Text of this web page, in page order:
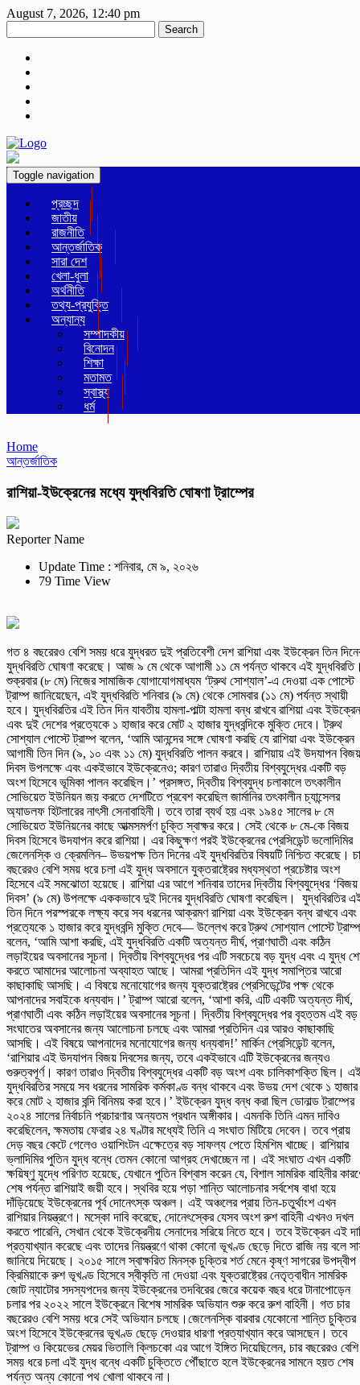
August 7, 2026, 12:40 pm
Search
Toggle navigation
প্রচ্ছদ
জাতীয়
রাজনীতি
আন্তর্জাতিক
সারা দেশ
খেলা-ধুলা
অর্থনীতি
তথ্য-প্রযুক্তি
অন্যান্য
সম্পাদকীয়
বিনোদন
শিক্ষা
মতামত
স্বাস্থ্য
ধর্ম
Home
আন্তর্জাতিক
রাশিয়া-ইউক্রেনের মধ্যে যুদ্ধবিরতি ঘোষণা ট্রাম্পের
Reporter Name
Update Time : শনিবার, মে ৯, ২০২৬
79 Time View
গত ৪ বছরেরও বেশি সময় ধরে যুদ্ধরত দুই প্রতিবেশী দেশ রাশিয়া এবং ইউক্রেন তিন
যুদ্ধবিরতি ঘোষণা করেছে। আজ ৯ মে থেকে আগামী ১১ মে পর্যন্ত থাকবে এই
শুক্রবার (৮ মে) নিজের সামাজিক যোগাযোগমাধ্যম ‘ট্রুথ সোশ্যাল’-এ দেওয়া এক পোস্টে
ট্রাম্প জানিয়েছেন, এই যুদ্ধবিরতি শনিবার (৯ মে) থেকে সোমবার (১১ মে) পর্যন্ত স্থায়ী
হবে। যুদ্ধবিরতির এই তিন দিন যাবতীয় হামলা-পাল্টা হামলা বন্ধ রাখবে রাশিয়া এবং ইউক্রেন
এবং দুই দেশের প্রত্যেকে ১ হাজার করে মোট ২ হাজার যুদ্ধবন্দিকে মুক্তি দেবে। ট্রুথ
সোশ্যাল পোস্টে ট্রাম্প বলেন, ‘আমি আনন্দের সঙ্গে ঘোষণা করছি যে রাশিয়া এবং ইউক্রেন
আগামী তিন দিন (৯, ১০ এবং ১১ মে) যুদ্ধবিরতি পালন করবে। রাশিয়ায় এই উদযাপন বিজয়
দিবস উপলক্ষে এবং একইভাবে ইউক্রেনেও; কারণ তারাও দ্বিতীয় বিশ্বযুদ্ধের একটি বড়
অংশ হিসেবে ভূমিকা পালন করেছিল।’ প্রসঙ্গত, দ্বিতীয় বিশ্বযুদ্ধ চলাকালে তৎকালীন
সোভিয়েত ইউনিয়ন জয় করতে দেশটিতে প্রবেশ করেছিল জার্মানির তৎকালীন চ্যান্সেলর
অ্যাডলফ হিটলারের নাৎসী সেনাবাহিনী। তবে তারা ব্যর্থ হয় এবং ১৯৪৫ সালের ৮ মে
সোভিয়েত ইউনিয়নের কাছে আত্মসমর্পণ চুক্তি স্বাক্ষর করে। সেই থেকে ৮ মে-কে বিজয়
দিবস হিসেবে উদযাপন করে রাশিয়া। এর কিছুক্ষণ পরই ইউক্রেনের প্রেসিডেন্ট ভলোদিমির
জেলেনস্কি ও ক্রেমলিন– উভয়পক্ষ তিন দিনের এই যুদ্ধবিরতির বিষয়টি নিশ্চিত করেছে।
বছরেরও বেশি সময় ধরে চলা এই যুদ্ধ অবসানে যুক্তরাষ্ট্রের মধ্যস্থতা প্রচেষ্টার অংশ
হিসেবে এই সমঝোতা হয়েছে। রাশিয়া এর আগে শনিবার তাদের দ্বিতীয় বিশ্বযুদ্ধের ‘বিজয়
দিবস’ (৯ মে) উপলক্ষে এককভাবে দুই দিনের যুদ্ধবিরতি ঘোষণা করেছিল। যুদ্ধবিরতির
তিন দিনে পরস্পরকে লক্ষ্য করে সব ধরনের আক্রমণ রাশিয়া এবং ইউক্রেন বন্ধ রাখবে এবং
প্রত্যেকে ১ হাজার করে যুদ্ধবন্দি মুক্তি দেবে— উল্লেখ করে ট্রুথ সোশ্যাল পোস্টে ট্রাম্প
বলেন, ‘আমি আশা করছি, এই যুদ্ধবিরতি একটি অত্যন্ত দীর্ঘ, প্রাণঘাতী এবং কঠিন
লড়াইয়ের অবসানের সূচনা। দ্বিতীয় বিশ্বযুদ্ধের পর এটি সবচেয়ে বড় যুদ্ধ এবং এ যুদ্ধ
করতে আমাদের আলোচনা অব্যাহত আছে। আমরা প্রতিদিন এই যুদ্ধ সমাপ্তির আরো
কাছাকাছি আসছি। এ বিষয়ে মনোযোগের জন্য যুক্তরাষ্ট্রের প্রেসিডেন্টের পক্ষ থেকে
আপনাদের সবাইকে ধন্যবাদ।’ ট্রাম্প আরো বলেন, ‘আশা করি, এটি একটি অত্যন্ত দীর্ঘ,
প্রাণঘাতী এবং কঠিন লড়াইয়ের অবসানের সূচনা। দ্বিতীয় বিশ্বযুদ্ধের পর বৃহত্তম এই বড়
সংঘাতের অবসানের জন্য আলোচনা চলছে এবং আমরা প্রতিদিন এর আরও কাছাকাছি
আসছি। এই বিষয়ে আপনাদের মনোযোগের জন্য ধন্যবাদ!’ মার্কিন প্রেসিডেন্ট বলেন,
‘রাশিয়ার এই উদযাপন বিজয় দিবসের জন্য, তবে একইভাবে এটি ইউক্রেনের জন্যও
গুরুত্বপূর্ণ। কারণ তারাও দ্বিতীয় বিশ্বযুদ্ধের একটি বড় অংশ এবং চালিকাশক্তি ছিল।
যুদ্ধবিরতির সময়ে সব ধরনের সামরিক কর্মকাণ্ড বন্ধ থাকবে এবং উভয় দেশ থেকে ১ হাজার
করে মোট ২ হাজার বন্দি বিনিময় করা হবে।’ ইউক্রেন যুদ্ধ বন্ধ করা ছিল ডোনাল্ড ট্রাম্পের
২০২৪ সালের নির্বাচনি প্রচারণার অন্যতম প্রধান অঙ্গীকার। এমনকি তিনি এমন দাবিও
করেছিলেন, ক্ষমতায় ফেরার ২৪ ঘণ্টার মধ্যেই তিনি এ সংঘাত মিটিয়ে দেবেন। তবে প্রায়
দেড় বছর কেটে গেলেও ওয়াশিংটন এক্ষেত্রে বড় সাফল্য পেতে হিমশিম খাচ্ছে। রাশিয়ার
ভ্লাদিমির পুতিন যুদ্ধ বন্ধে তেমন কোনো আগ্রহ দেখাচ্ছেন না। এই সংঘাত এখন একটি
ক্ষয়িষ্ণু যুদ্ধে পরিণত হয়েছে, যেখানে পুতিন বিশ্বাস করেন যে, বিশাল সামরিক বাহিনীর
শেষ পর্যন্ত রাশিয়াই জয়ী হবে। স্থবির হয়ে পড়া শান্তি আলোচনার সর্বশেষ বাধা হয়ে
দাঁড়িয়েছে ইউক্রেনের পূর্ব দোনেৎস্ক অঞ্চল। এই অঞ্চলের প্রায় তিন-চতুর্থাংশ এখন
রাশিয়ার নিয়ন্ত্রণে। মস্কো দাবি করেছে, দোনেৎস্কের যেসব অংশ রুশ বাহিনী এখনও দখল
করতে পারেনি, সেখান থেকে ইউক্রেনীয় সেনাদের সরিয়ে নিতে হবে। তবে ইউক্রেন এই
প্রত্যাখ্যান করেছে এবং তাদের নিয়ন্ত্রণে থাকা কোনো ভূখণ্ড ছেড়ে দিতে রাজি নয় বলে
জানিয়ে দিয়েছে। ২০১৫ সালে স্বাক্ষরিত মিনস্ক চুক্তির শর্ত মেনে কৃষ্ণ সাগরের উপদ্বীপ
ক্রিমিয়াকে রুশ ভূখণ্ড হিসেবে স্বীকৃতি না দেওয়া এবং যুক্তরাষ্ট্রের নেতৃত্বাধীন সামরিক
জোট ন্যাটোর সদস্যপদের জন্য ইউক্রেনের তদবিরের জেরে কয়েক বছর ধরে টানাপোড়েন
চলার পর ২০২২ সালে ইউক্রেনে বিশেষ সামরিক অভিযান শুরু করে রুশ বাহিনী। গত চার
বছরেরও বেশি সময় ধরে সেই অভিযান চলছে।জেলেনস্কি বারবার যেকোনো শান্তি চুক্তির
অংশ হিসেবে ইউক্রেনের ভূখণ্ড ছেড়ে দেওয়ার ধারণা প্রত্যাখ্যান করে আসছেন। তবে
ট্রাম্প ও কিয়েভের মেয়র ভিতালি ক্লিচকো এর আগে ইঙ্গিত দিয়েছিলেন, চার বছরেরও বেশি
সময় ধরে চলা এই যুদ্ধ বন্ধে একটি চুক্তিতে পৌঁছাতে হলে ইউক্রেনের সামনে হয়ত শেষ
পর্যন্ত অন্য কোনো পথ খোলা থাকবে না।